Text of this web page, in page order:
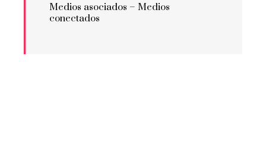
Medios asociados – Medios
conectados